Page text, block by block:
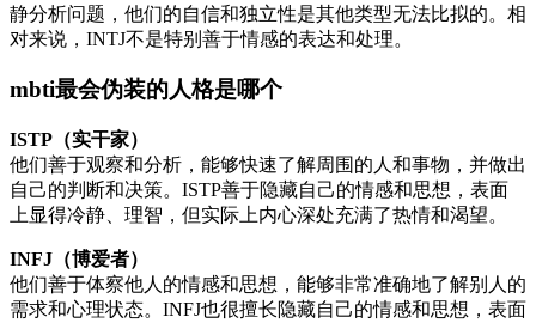
静分析问题，他们的自信和独立性是其他类型无法比拟的。相
对来说，INTJ不是特别善于情感的表达和处理。
mbti最会伪装的人格是哪个
ISTP（实干家）
他们善于观察和分析，能够快速了解周围的人和事物，并做出
自己的判断和决策。ISTP善于隐藏自己的情感和思想，表面
上显得冷静、理智，但实际上内心深处充满了热情和渴望。
INFJ（博爱者）
他们善于体察他人的情感和思想，能够非常准确地了解别人的
需求和心理状态。INFJ也很擅长隐藏自己的情感和思想，表面